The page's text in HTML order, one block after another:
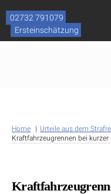
content
02732 791079
Ersteinschätzung
Home
Urteile aus dem
Kraftfahrzeugrennen bei kurzer